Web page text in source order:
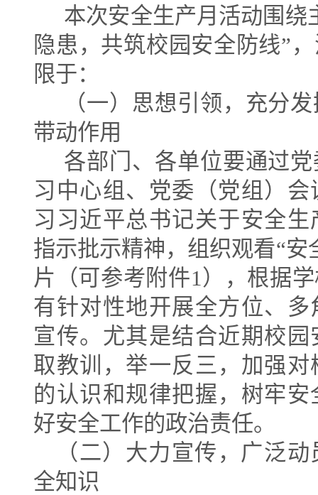
本次安全生产月活动围绕
隐患，共筑校园安全防线”
限于：
（一）思想引领，充分
带动作用
各部门、各单位要通过
习中心组、党委（党组）
习习近平总书记关于安全
指示批示精神，组织观看“安
片（可参考附件1），根据
有针对性地开展全方位、
宣传。尤其是结合近期校
取教训，举一反三，加强
的认识和规律把握，树牢
好安全工作的政治责任。
（二）大力宣传，广泛
全知识